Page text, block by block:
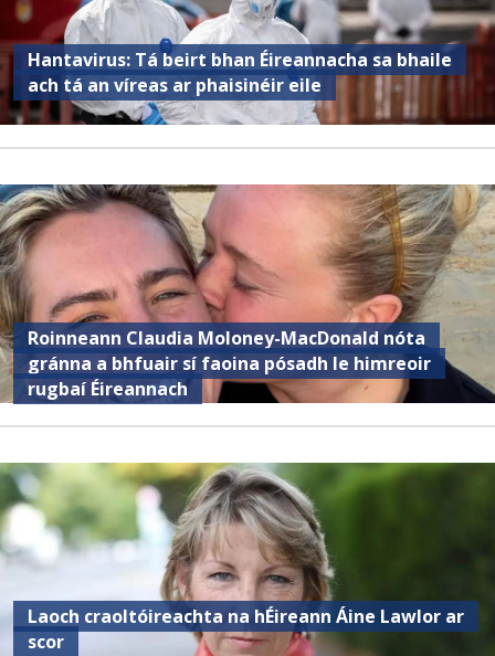
Hantavirus: Tá beirt bhan Éireannacha sa bhaile
ach tá an víreas ar phaisinéir eile
Roinneann Claudia Moloney-MacDonald nóta
gránna a bhfuair sí faoina pósadh le himreoir
rugbaí Éireannach
Laoch craoltóireachta na hÉireann Áine Lawlor ar
scor